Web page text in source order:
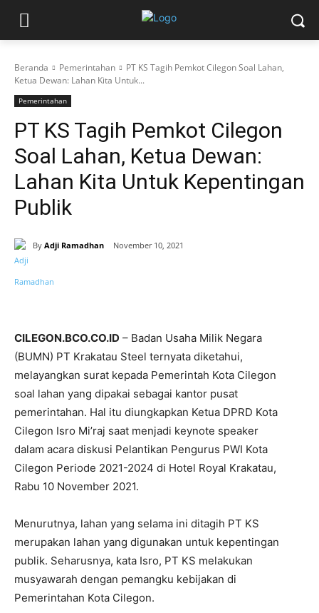
Beranda Pemerintahan
PT KS Tagih Pemkot Cilegon Soal Lahan,
Ketua Dewan: Lahan Kita Untuk...
Pemerintahan
PT KS Tagih Pemkot Cilegon
Soal Lahan, Ketua Dewan:
Lahan Kita Untuk Kepentingan
Publik
By Adji Ramadhan November 10, 2021
CILEGON.BCO.CO.ID – Badan Usaha Milik Negara
(BUMN) PT Krakatau Steel ternyata diketahui,
melayangkan surat kepada Pemerintah Kota Cilegon
soal lahan yang dipakai sebagai kantor pusat
pemerintahan. Hal itu diungkapkan Ketua DPRD Kota
Cilegon Isro Mi’raj saat menjadi keynote speaker
dalam acara diskusi Pelantikan Pengurus PWI Kota
Cilegon Periode 2021-2024 di Hotel Royal Krakatau,
Rabu 10 November 2021.
Menurutnya, lahan yang selama ini ditagih PT KS
merupakan lahan yang digunakan untuk kepentingan
publik. Seharusnya, kata Isro, PT KS melakukan
musyawarah dengan pemangku kebijakan di
Pemerintahan Kota Cilegon.